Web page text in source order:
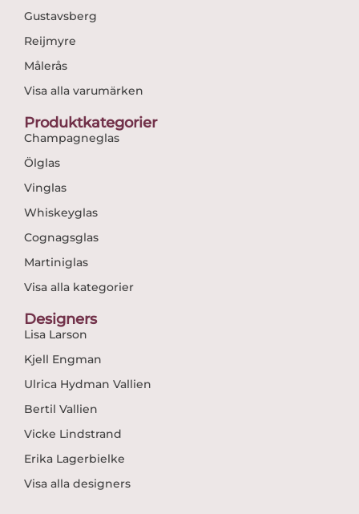
Gustavsberg
Reijmyre
Målerås
Visa alla varumärken
Produktkategorier
Champagneglas
Ölglas
Vinglas
Whiskeyglas
Cognagsglas
Martiniglas
Visa alla kategorier
Designers
Lisa Larson
Kjell Engman
Ulrica Hydman Vallien
Bertil Vallien
Vicke Lindstrand
Erika Lagerbielke
Visa alla designers